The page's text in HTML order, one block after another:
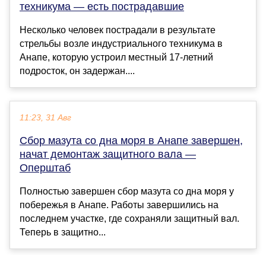
техникума — есть пострадавшие
Несколько человек пострадали в результате
стрельбы возле индустриального техникума в
Анапе, которую устроил местный 17-летний
подросток, он задержан....
11:23, 31 Авг
Сбор мазута со дна моря в Анапе завершен,
начат демонтаж защитного вала —
Оперштаб
Полностью завершен сбор мазута со дна моря у
побережья в Анапе. Работы завершились на
последнем участке, где сохраняли защитный вал.
Теперь в защитно...